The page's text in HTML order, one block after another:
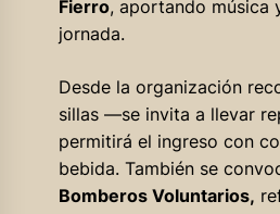
Fierro, aportando música
jornada.
Desde la organización
sillas —se invita a llevar
permitirá el ingreso con
bebida. También se
Bomberos Voluntarios,